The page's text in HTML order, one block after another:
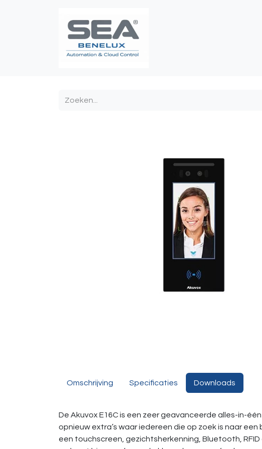
Omschrijving Specificaties Downloads
De Akuvox E16C is een zeer geavanceerde alles-in-
opnieuw extra’s waar iedereen die op zoek is naar
een touchscreen, gezichtsherkenning, Bluetooth,